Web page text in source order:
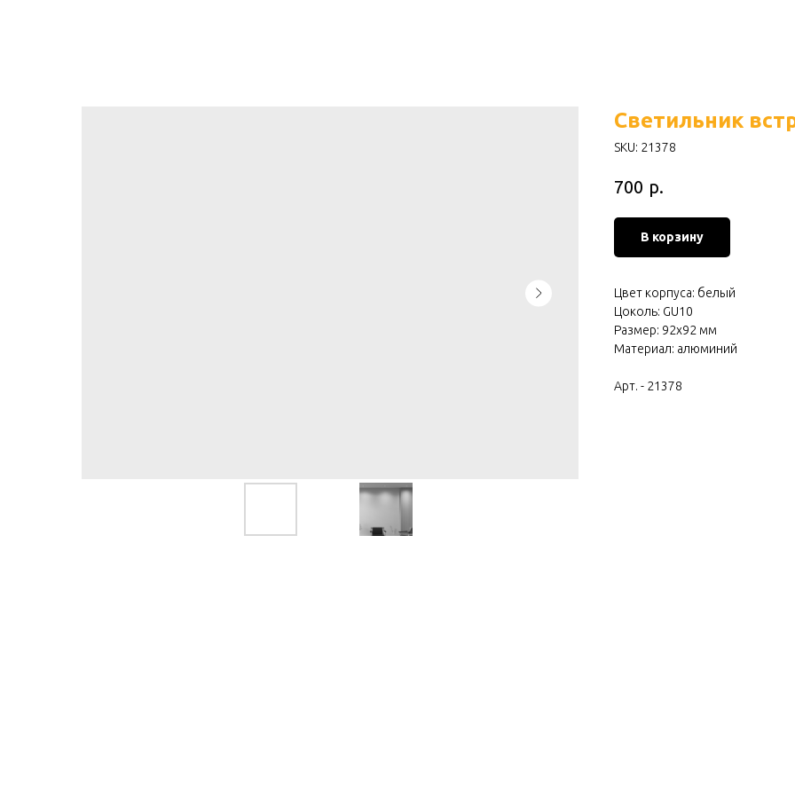
Светильник
SKU: 21378
700 р.
В корзину
Цвет корпуса: белый
Цоколь: GU10
Размер: 92х92 мм
Материал: алюминий
Арт. - 21378